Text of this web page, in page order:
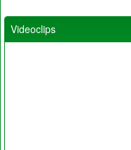
Videoclips